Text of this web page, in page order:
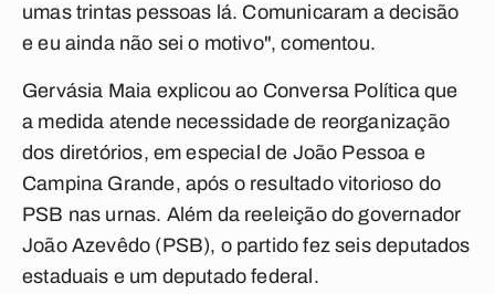
umas trintas pessoas lá. Comunicaram a decisão
e eu ainda não sei o motivo", comentou.
Gervásia Maia explicou ao Conversa Política que
a medida atende necessidade de reorganização
dos diretórios, em especial de João Pessoa e
Campina Grande, após o resultado vitorioso do
PSB nas urnas. Além da reeleição do governador
João Azevêdo (PSB), o partido fez seis deputados
estaduais e um deputado federal.